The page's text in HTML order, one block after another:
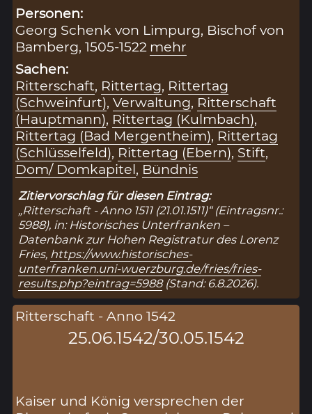
Personen:
Georg Schenk von Limpurg, Bischof von
Bamberg, 1505-1522 mehr
Sachen:
Ritterschaft, Rittertag, Rittertag
(Schweinfurt),Verwaltung, Ritterschaft
(Hauptmann), Rittertag (Kulmbach),
Rittertag (Bad Mergentheim), Rittertag
(Schlüsselfeld), Rittertag (Ebern), Stift,
Dom/ Domkapitel, Bündnis
Zitiervorschlag für diesen Eintrag:
„Ritterschaft - Anno 1511 (21.01.1511)“ (Eintragsnr.:
5988), in: Historisches Unterfranken –
Datenbank zur Hohen Registratur des Lorenz
Fries, https://www.historisches-
unterfranken.uni-wuerzburg.de/fries/fries-
results.php?eintrag=5988(Stand: 6.8.2026).
Ritterschaft - Anno 1542
25.06.1542/30.05.1542
Kaiser und König versprechen der